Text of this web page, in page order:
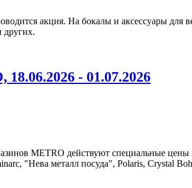
акция. На бокалы и аксессуары для
других.
18.06.2026 - 01.07.2026
METRO действуют специальные цены
"Нева металл посуда", Polaris, Crystal